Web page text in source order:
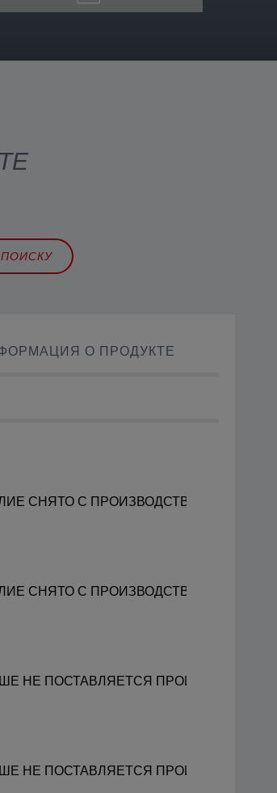
О ПРОДУКТЕ
СНЯТО С ПРОИЗВОДСТВА
СНЯТО С ПРОИЗВОДСТВА
НЕ ПОСТАВЛЯЕТСЯ
НЕ ПОСТАВЛЯЕТСЯ